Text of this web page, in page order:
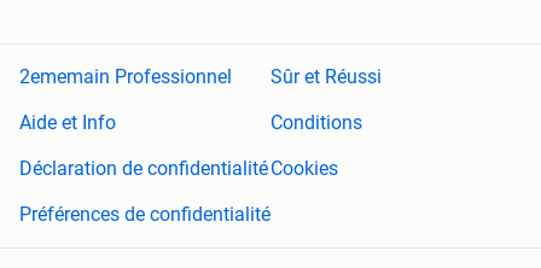
2ememain Professionnel
Sûr et Réussi
Aide et Info
Conditions
Déclaration de confidentialitéCookies
Préférences de confidentialité